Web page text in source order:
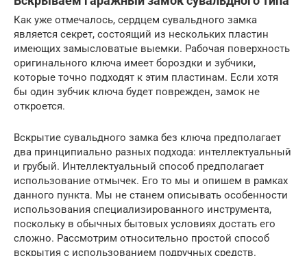
Как уже отмечалось, сердцем сувальдного замка
является секрет, состоящий из нескольких пластин
имеющих замысловатые выемки. Рабочая поверхность
оригинального ключа имеет бороздки и зубчики,
которые точно подходят к этим пластинам. Если хотя
бы один зубчик ключа будет поврежден, замок не
откроется.
Вскрытие сувальдного замка без ключа предполагает
два принципиально разных подхода: интеллектуальный
и грубый. Интеллектуальный способ предполагает
использование отмычек. Его то мы и опишем в рамках
данного пункта. Мы не станем описывать особенности
использования специализированного инструмента,
поскольку в обычных бытовых условиях достать его
сложно. Рассмотрим относительно простой способ
вскрытия с использованием подручных средств.